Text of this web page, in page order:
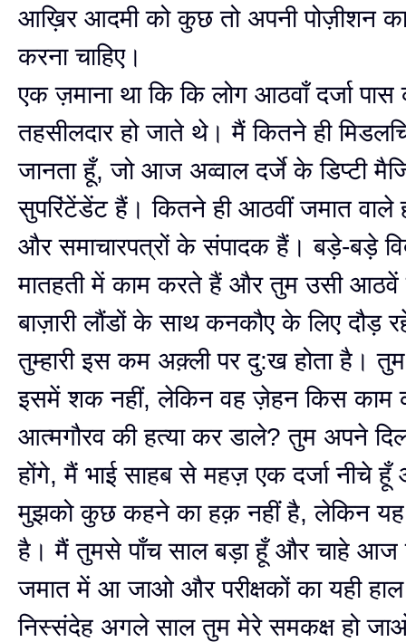
आख़िर आदमी को कुछ तो अपनी पोज़ीशन
करना चाहिए।
एक ज़माना था कि कि लोग आठवाँ दर्जा
तहसीलदार हो जाते थे। मैं कितने ही
जानता हूँ, जो आज अव्वाल दर्जे के डिप्टी
सुपरिंटेंडेंट हैं। कितने ही आठवीं जमात वाले
और समाचारपत्रों के संपादक हैं। बड़े-बड़े
मातहती में काम करते हैं और तुम उसी
बाज़ारी लौंडों के साथ कनकौए के लिए दौड़
तुम्हारी इस कम अक़्ली पर दु:ख होता है।
इसमें शक नहीं, लेकिन वह ज़ेहन किस काम
आत्मगौरव की हत्या कर डाले? तुम अपने
होंगे, मैं भाई साहब से महज़ एक दर्जा नीचे
मुझको कुछ कहने का हक़ नहीं है, लेकिन यह
है। मैं तुमसे पाँच साल बड़ा हूँ और चाहे आज
जमात में आ जाओ और परीक्षकों का यही
निस्संदेह अगले साल तुम मेरे समकक्ष हो